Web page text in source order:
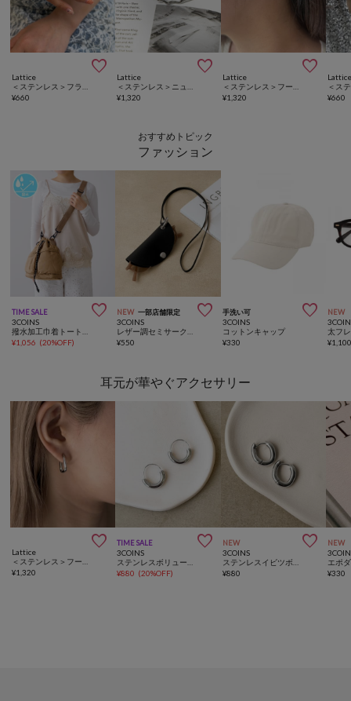

Lattice
¥660

Lattice
¥1,320

Lattice
¥1,320 ¥660
おすすめトピック
ファッション
TIME SALE 
3COINS
¥1,056 (20%OFF)
NEW 一部店舗限定 
3COINS
¥550
手洗い可 
3COINS
コットンキャップ
¥330
NEW
¥
耳元が華やぐアクセサリー

Lattice
¥1,320
TIME SALE 
3COINS
¥880 (20%OFF)
NEW 
3COINS
¥880
NEW
¥330